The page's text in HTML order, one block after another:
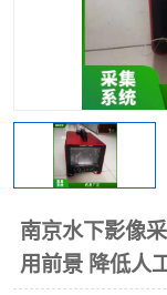
南京水下影像
用前景 降低人